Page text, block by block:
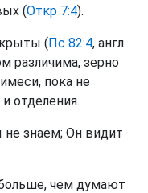
(Откр 7:4).
(Пс 82:4, англ.
различима, зерно
пока не
отделения.
не знаем; Он видит
чем думают